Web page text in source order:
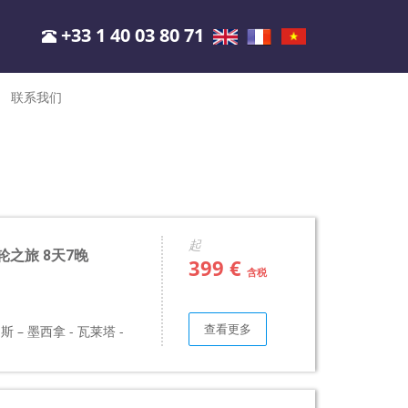
+33 1 40 03 80 71
联系我们
之旅 8天7晚
– 墨西拿 - 瓦莱塔 -
起
399 € 含税
查看更多